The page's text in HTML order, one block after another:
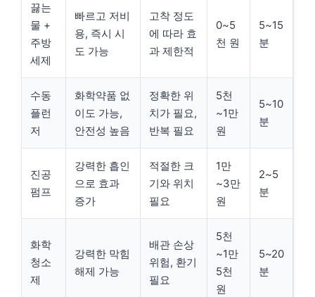
끓는
물 +
주방
세제
빠르고 저비
용, 즉시 시
도 가능
고착 정도
에 따라 효
과 제한적
0~5
천 원
5~15
분
수동
플런
저
화학약품 없
이도 가능,
안전성 높음
정확한 위
치가 필요,
반복 필요
5천
~1만
원
5~10
분
진공
펌프
강력한 흡인
으로 효과
증가
적절한 크
기와 위치
필요
1만
~3만
원
2~5
분
화학
청소
제
강력한 막힘
해제 가능
배관 손상
위험, 환기
필요
5천
~1만
5천
원
5~20
분